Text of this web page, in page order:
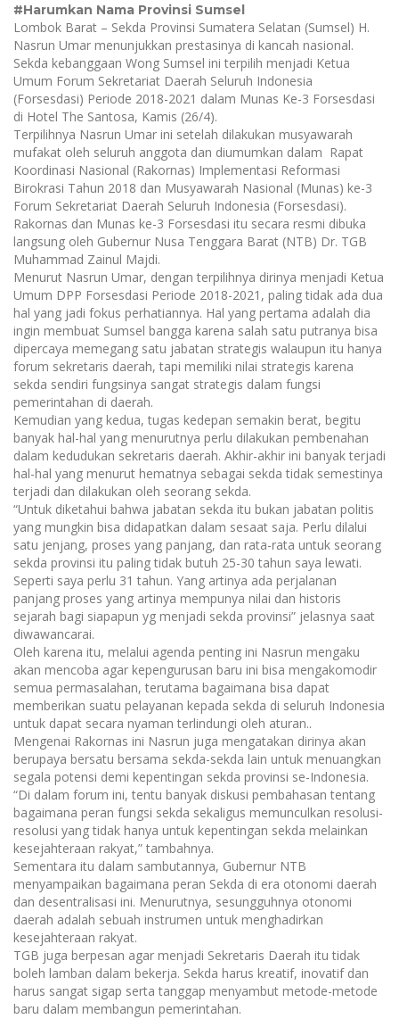
#Harumkan Nama Provinsi Sumsel
Lombok Barat – Sekda Provinsi Sumatera Selatan (Sumsel) H.
Nasrun Umar menunjukkan prestasinya di kancah nasional.
Sekda kebanggaan Wong Sumsel ini terpilih menjadi Ketua
Umum Forum Sekretariat Daerah Seluruh Indonesia
(Forsesdasi) Periode 2018-2021 dalam Munas Ke-3 Forsesdasi
di Hotel The Santosa, Kamis (26/4).
Terpilihnya Nasrun Umar ini setelah dilakukan musyawarah
mufakat oleh seluruh anggota dan diumumkan dalam Rapat
Koordinasi Nasional (Rakornas) Implementasi Reformasi
Birokrasi Tahun 2018 dan Musyawarah Nasional (Munas) ke-3
Forum Sekretariat Daerah Seluruh Indonesia (Forsesdasi).
Rakornas dan Munas ke-3 Forsesdasi itu secara resmi dibuka
langsung oleh Gubernur Nusa Tenggara Barat (NTB) Dr. TGB
Muhammad Zainul Majdi.
Menurut Nasrun Umar, dengan terpilihnya dirinya menjadi Ketua
Umum DPP Forsesdasi Periode 2018-2021, paling tidak ada dua
hal yang jadi fokus perhatiannya. Hal yang pertama adalah dia
ingin membuat Sumsel bangga karena salah satu putranya bisa
dipercaya memegang satu jabatan strategis walaupun itu hanya
forum sekretaris daerah, tapi memiliki nilai strategis karena
sekda sendiri fungsinya sangat strategis dalam fungsi
pemerintahan di daerah.
Kemudian yang kedua, tugas kedepan semakin berat, begitu
banyak hal-hal yang menurutnya perlu dilakukan pembenahan
dalam kedudukan sekretaris daerah. Akhir-akhir ini banyak terjadi
hal-hal yang menurut hematnya sebagai sekda tidak semestinya
terjadi dan dilakukan oleh seorang sekda.
“Untuk diketahui bahwa jabatan sekda itu bukan jabatan politis
yang mungkin bisa didapatkan dalam sesaat saja. Perlu dilalui
satu jenjang, proses yang panjang, dan rata-rata untuk seorang
sekda provinsi itu paling tidak butuh 25-30 tahun saya lewati.
Seperti saya perlu 31 tahun. Yang artinya ada perjalanan
panjang proses yang artinya mempunya nilai dan historis
sejarah bagi siapapun yg menjadi sekda provinsi” jelasnya saat
diwawancarai.
Oleh karena itu, melalui agenda penting ini Nasrun mengaku
akan mencoba agar kepengurusan baru ini bisa mengakomodir
semua permasalahan, terutama bagaimana bisa dapat
memberikan suatu pelayanan kepada sekda di seluruh Indonesia
untuk dapat secara nyaman terlindungi oleh aturan..
Mengenai Rakornas ini Nasrun juga mengatakan dirinya akan
berupaya bersatu bersama sekda-sekda lain untuk menuangkan
segala potensi demi kepentingan sekda provinsi se-Indonesia.
“Di dalam forum ini, tentu banyak diskusi pembahasan tentang
bagaimana peran fungsi sekda sekaligus memunculkan resolusi-
resolusi yang tidak hanya untuk kepentingan sekda melainkan
kesejahteraan rakyat,” tambahnya.
Sementara itu dalam sambutannya, Gubernur NTB
menyampaikan bagaimana peran Sekda di era otonomi daerah
dan desentralisasi ini. Menurutnya, sesungguhnya otonomi
daerah adalah sebuah instrumen untuk menghadirkan
kesejahteraan rakyat.
TGB juga berpesan agar menjadi Sekretaris Daerah itu tidak
boleh lamban dalam bekerja. Sekda harus kreatif, inovatif dan
harus sangat sigap serta tanggap menyambut metode-metode
baru dalam membangun pemerintahan.